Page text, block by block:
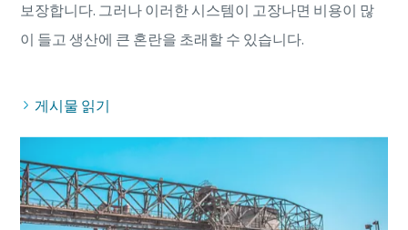
보장합니다. 그러나 이러한 시스템이 고장나면 비용이 많
게시물 읽기